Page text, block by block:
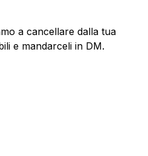
a cancellare dalla tua
e mandarceli in DM.